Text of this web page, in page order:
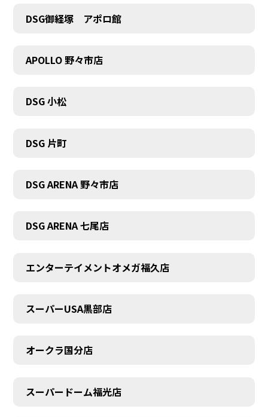
DSG御経塚 アポロ館
APOLLO 野々市店
DSG 小松
DSG 片町
DSG ARENA 野々市店
DSG ARENA 七尾店
エンターテイメントオメガ福久店
スーパーUSA黒部店
オークラ国分店
スーパードーム福光店